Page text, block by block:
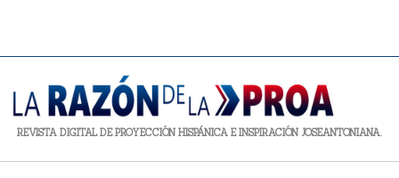
REVISTA DIGITAL DE PROYECCIÓN HISPÁNICA E INSPIRACIÓN JOSEANTONIANA.